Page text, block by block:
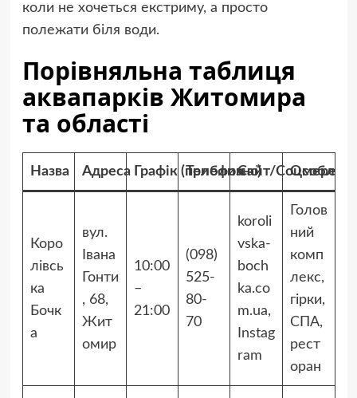
коли не хочеться екстриму, а просто
полежати біля води.
Порівняльна таблиця
аквапарків Житомира
та області
Назва Адреса Графік (приблизно)
ТелефонСайт/Соцмережі
Коро
лівсь
ка
Бочк
а
вул.
Івана
Гонти
, 68,
Жит
омир
10:00
–
21:00
(098)
525-
80-
70
koroli
vska-
boch
ka.co
m.ua,
Instag
ram
Голов
ний
комп
лекс,
гірки,
СПА,
рест
оран